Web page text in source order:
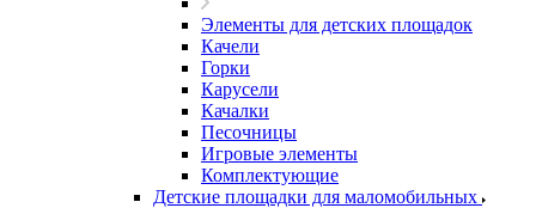
Элементы для детских площадок
Качели
Горки
Карусели
Качалки
Песочницы
Игровые элементы
Комплектующие
Детские площадки для маломобильных